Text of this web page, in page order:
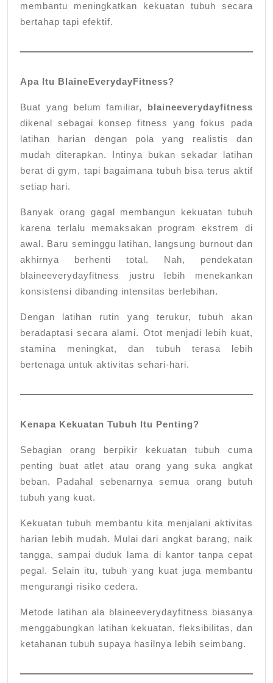
membantu meningkatkan kekuatan tubuh secara
bertahap tapi efektif.
Apa Itu BlaineEverydayFitness?
Buat yang belum familiar, blaineeverydayfitness
dikenal sebagai konsep fitness yang fokus pada
latihan harian dengan pola yang realistis dan
mudah diterapkan. Intinya bukan sekadar latihan
berat di gym, tapi bagaimana tubuh bisa terus aktif
setiap hari.
Banyak orang gagal membangun kekuatan tubuh
karena terlalu memaksakan program ekstrem di
awal. Baru seminggu latihan, langsung burnout dan
akhirnya berhenti total. Nah, pendekatan
blaineeverydayfitness justru lebih menekankan
konsistensi dibanding intensitas berlebihan.
Dengan latihan rutin yang terukur, tubuh akan
beradaptasi secara alami. Otot menjadi lebih kuat,
stamina meningkat, dan tubuh terasa lebih
bertenaga untuk aktivitas sehari-hari.
Kenapa Kekuatan Tubuh Itu Penting?
Sebagian orang berpikir kekuatan tubuh cuma
penting buat atlet atau orang yang suka angkat
beban. Padahal sebenarnya semua orang butuh
tubuh yang kuat.
Kekuatan tubuh membantu kita menjalani aktivitas
harian lebih mudah. Mulai dari angkat barang, naik
tangga, sampai duduk lama di kantor tanpa cepat
pegal. Selain itu, tubuh yang kuat juga membantu
mengurangi risiko cedera.
Metode latihan ala blaineeverydayfitness biasanya
menggabungkan latihan kekuatan, fleksibilitas, dan
ketahanan tubuh supaya hasilnya lebih seimbang.